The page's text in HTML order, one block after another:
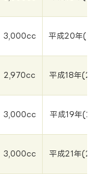
3,000cc 平成20年
2,970cc 平成18年
3,000cc 平成19年
3,000cc 平成21年